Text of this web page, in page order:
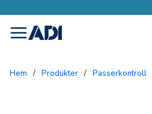
menu
Hem / Produkter / Passerkontroll